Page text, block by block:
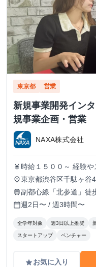
東京都 営業
新規事業開発イン
規事業企画・営業
NAXA株式会社
currency_yen 時給１５００～ 経験
place東京都渋谷区千駄ヶ谷
train副都心線「北参道」徒
calendar_today週2日〜 / 週3時間〜
全学年対象 週3日以上推奨
スタートアップ ベンチャー
gradeお気に入り